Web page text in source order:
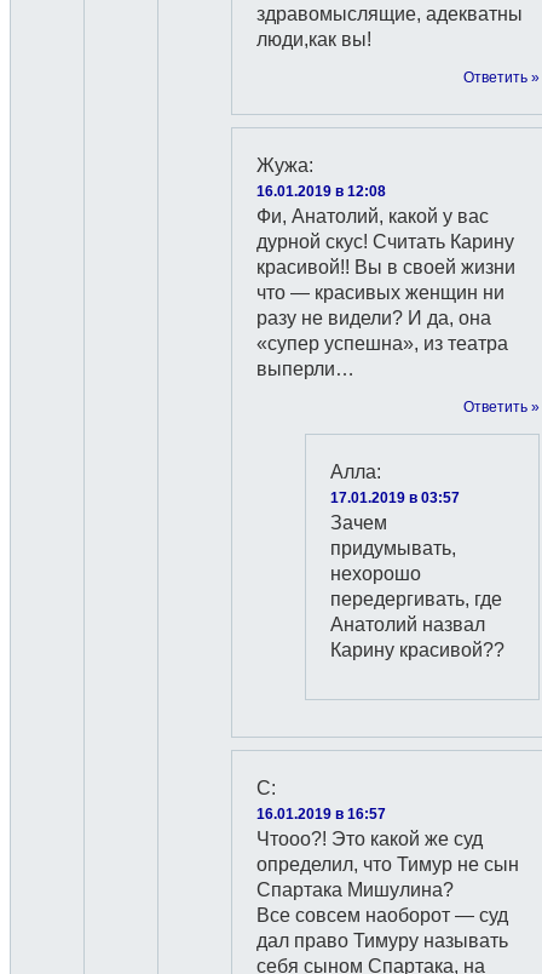
здравомыслящие, адекватны
люди,как вы!
Ответить »
Жужа:
16.01.2019 в 12:08
Фи, Анатолий, какой у вас
дурной скус! Считать Карину
красивой!! Вы в своей жизни
что — красивых женщин ни
разу не видели? И да, она
«супер успешна», из театра
выперли…
Ответить »
Алла:
17.01.2019 в 03:57
Зачем
придумывать,
нехорошо
передергивать, где
Анатолий назвал
Карину красивой??
C:
16.01.2019 в 16:57
Чтооо?! Это какой же суд
определил, что Тимур не сын
Спартака Мишулина?
Все совсем наоборот — суд
дал право Тимуру называть
себя сыном Спартака, на